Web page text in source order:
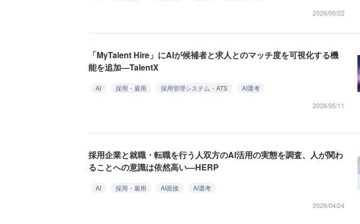
2026/05/22
「MyTalent Hire」にAIが候補者と求人とのマッチ度を可視化する機
能を追加—TalentX
AI 採用・雇用 採用管理システム・ATS
AI選考
2026/05/11
採用企業と就職・転職を行う人双方のAI活用の実態を調査、人が関わ
ることへの意識は依然高い—HERP
AI 採用・雇用 AI面接
AI選考
2026/04/24